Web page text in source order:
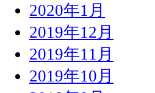
2020年1月
2019年12月
2019年11月
2019年10月